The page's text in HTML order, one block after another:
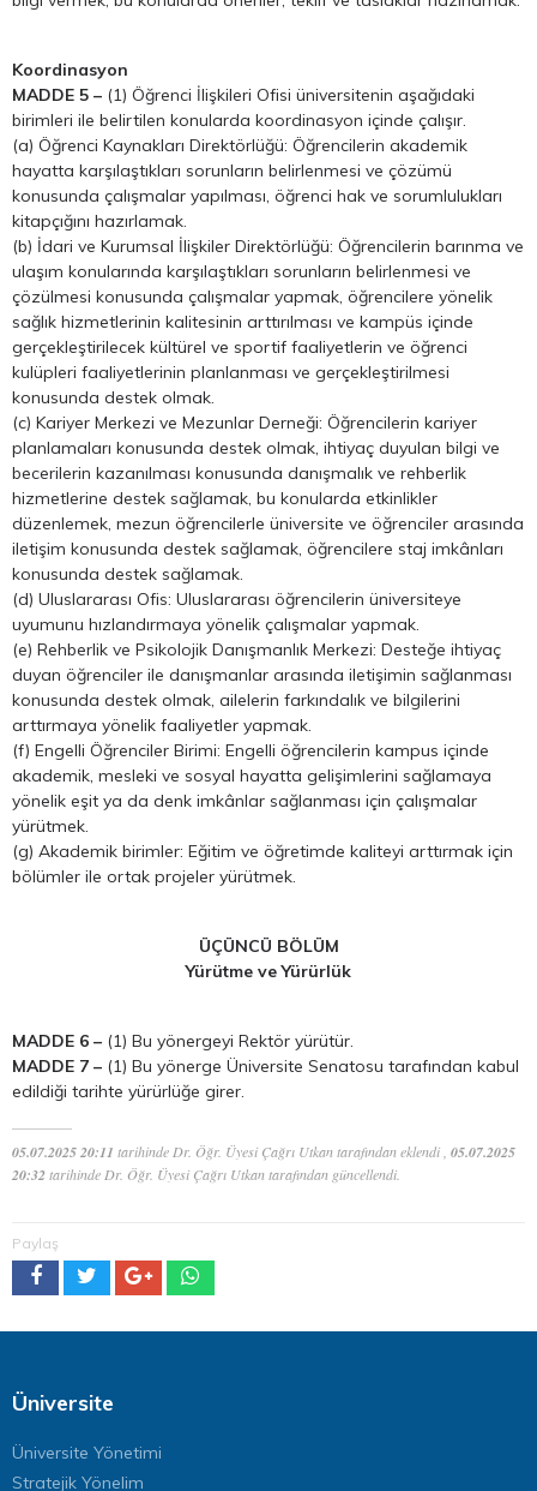
Koordinasyon
MADDE 5 – (1) Öğrenci İlişkileri Ofisi üniversitenin aşağıdaki
birimleri ile belirtilen konularda koordinasyon içinde çalışır.
(a) Öğrenci Kaynakları Direktörlüğü: Öğrencilerin akademik
hayatta karşılaştıkları sorunların belirlenmesi ve çözümü
konusunda çalışmalar yapılması, öğrenci hak ve sorumlulukları
kitapçığını hazırlamak.
(b) İdari ve Kurumsal İlişkiler Direktörlüğü: Öğrencilerin barınma ve
ulaşım konularında karşılaştıkları sorunların belirlenmesi ve
çözülmesi konusunda çalışmalar yapmak, öğrencilere yönelik
sağlık hizmetlerinin kalitesinin arttırılması ve kampüs içinde
gerçekleştirilecek kültürel ve sportif faaliyetlerin ve öğrenci
kulüpleri faaliyetlerinin planlanması ve gerçekleştirilmesi
konusunda destek olmak.
(c) Kariyer Merkezi ve Mezunlar Derneği: Öğrencilerin kariyer
planlamaları konusunda destek olmak, ihtiyaç duyulan bilgi ve
becerilerin kazanılması konusunda danışmalık ve rehberlik
hizmetlerine destek sağlamak, bu konularda etkinlikler
düzenlemek, mezun öğrencilerle üniversite ve öğrenciler arasında
iletişim konusunda destek sağlamak, öğrencilere staj imkânları
konusunda destek sağlamak.
(d) Uluslararası Ofis: Uluslararası öğrencilerin üniversiteye
uyumunu hızlandırmaya yönelik çalışmalar yapmak.
(e) Rehberlik ve Psikolojik Danışmanlık Merkezi: Desteğe ihtiyaç
duyan öğrenciler ile danışmanlar arasında iletişimin sağlanması
konusunda destek olmak, ailelerin farkındalık ve bilgilerini
arttırmaya yönelik faaliyetler yapmak.
(f) Engelli Öğrenciler Birimi: Engelli öğrencilerin kampus içinde
akademik, mesleki ve sosyal hayatta gelişimlerini sağlamaya
yönelik eşit ya da denk imkânlar sağlanması için çalışmalar
yürütmek.
(g) Akademik birimler: Eğitim ve öğretimde kaliteyi arttırmak için
bölümler ile ortak projeler yürütmek.
ÜÇÜNCÜ BÖLÜM
Yürütme ve Yürürlük
MADDE 6 – (1) Bu yönergeyi Rektör yürütür.
MADDE 7 – (1) Bu yönerge Üniversite Senatosu tarafından kabul
edildiği tarihte yürürlüğe girer.
05.07.2025 20:11 tarihinde Dr. Öğr. Üyesi Çağrı Utkan tarafından eklendi , 05.07.2025
20:32tarihinde Dr. Öğr. Üyesi Çağrı Utkan tarafından güncellendi.
Paylaş
Üniversite
Üniversite Yönetimi
Stratejik Yönelim